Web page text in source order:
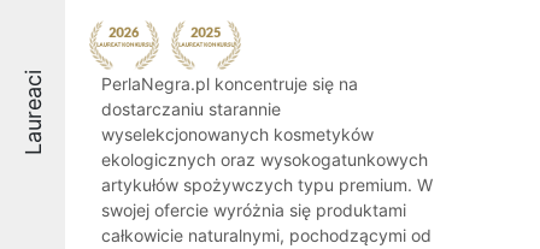
Laureaci
PerlaNegra.pl koncentruje się na
dostarczaniu starannie
wyselekcjonowanych kosmetyków
ekologicznych oraz wysokogatunkowych
artykułów spożywczych typu premium. W
swojej ofercie wyróżnia się produktami
całkowicie naturalnymi, pochodzącymi od